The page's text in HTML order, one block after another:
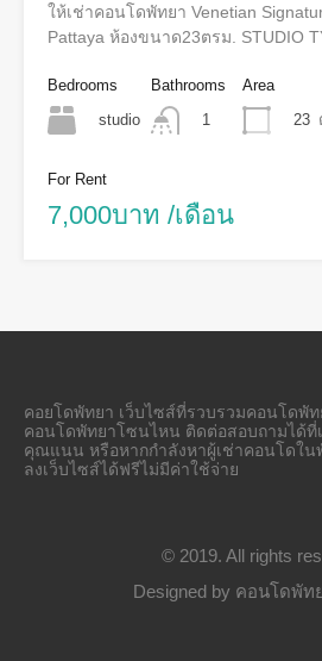
ให้เช่าคอนโดพัทยา Venetian
Pattaya ห้องขนาด23ตรม. STUDIO​
Bedrooms
studio
Bathrooms
1
Area
23
For Rent
7,000บาท /เดือน
คอยโดพัทยา เว็บไซส์ที่รวบรวมคอนโดพั
คอนโดพัทยาโซนไหน ติดต่อสอบถามได้ที่
คุณแนน หรือหากกำลังหาผู้เช่าคอนโดใน
ลงเว็บไซส์ได้ฟรีไม่มีค่าใช้จ่าย
© 2019. All rights
Designed by คอนโดพัท